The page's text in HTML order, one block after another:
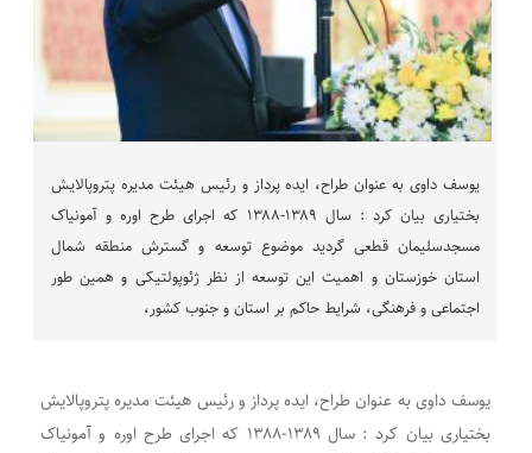
یوسف داوی به عنوان طراح، ایده پرداز و رئیس هیئت مدیره پتروپالایش
بختیاری بیان کرد : سال ۱۳۸۹-۱۳۸۸ که اجرای طرح اوره و آمونیاک
مسجدسلیمان قطعی گردید موضوع توسعه و گسترش منطقه شمال
استان خوزستان و اهمیت این توسعه از نظر ژئوپولتیکی و همین طور
اجتماعی و فرهنگی، شرایط حاکم بر استان و جنوب کشور،
یوسف داوی به عنوان طراح، ایده پرداز و رئیس هیئت مدیره پتروپالایش
بختیاری بیان کرد : سال ۱۳۸۹-۱۳۸۸ که اجرای طرح اوره و آمونیاک